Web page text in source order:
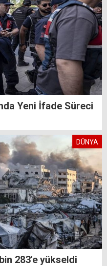
Yeni İfade Süreci
DÜNYA
283'e yükseldi